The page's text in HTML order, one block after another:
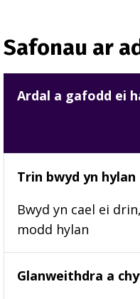
Safonau ar
Ardal a gafodd ei
Trin bwyd yn hylan
Bwyd yn cael ei
modd hylan
Glanweithdra a